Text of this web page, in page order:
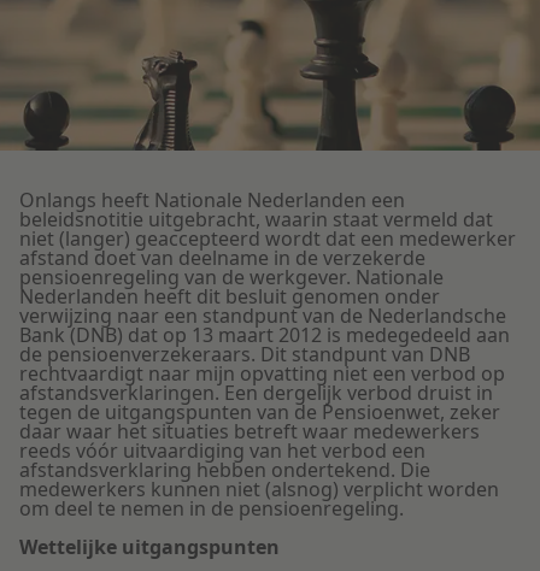
Onderwijs
Onlangs heeft Nationale Nederlanden een
beleidsnotitie uitgebracht, waarin staat vermeld dat
niet (langer) geaccepteerd wordt dat een medewerker
afstand doet van deelname in de verzekerde
pensioenregeling van de werkgever. Nationale
Nederlanden heeft dit besluit genomen onder
verwijzing naar een standpunt van de Nederlandsche
Bank (DNB) dat op 13 maart 2012 is medegedeeld aan
de pensioenverzekeraars. Dit standpunt van DNB
rechtvaardigt naar mijn opvatting niet een verbod op
afstandsverklaringen. Een dergelijk verbod druist in
tegen de uitgangspunten van de Pensioenwet, zeker
daar waar het situaties betreft waar medewerkers
reeds vóór uitvaardiging van het verbod een
afstandsverklaring hebben ondertekend. Die
medewerkers kunnen niet (alsnog) verplicht worden
om deel te nemen in de pensioenregeling.
Wettelijke uitgangspunten